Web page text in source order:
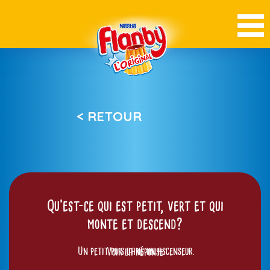
< RETOUR
Qu’est-ce qui est petit, vert et qui
monte et descend?
Voir la réponse
Un petit pois dans un ascenseur.